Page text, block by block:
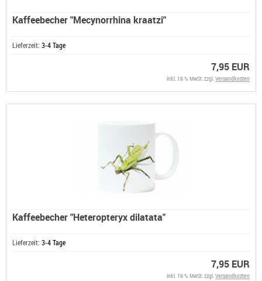
Kaffeebecher "Mecynorrhina kraatzi"
Lieferzeit: 3-4 Tage
7,95 EUR
inkl. 19 % MwSt. zzgl.Versandkosten
Kaffeebecher "Heteropteryx dilatata"
Lieferzeit: 3-4 Tage
7,95 EUR
inkl. 19 % MwSt. zzgl.Versandkosten